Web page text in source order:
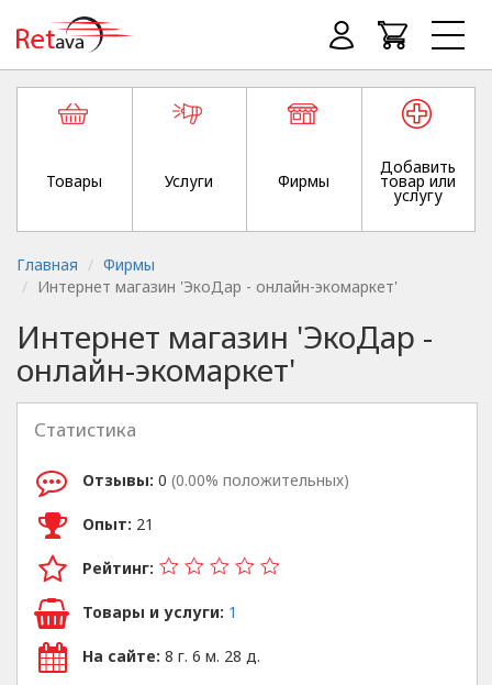
Товары Услуги Фирмы
Добавить
товар или
услугу
Главная
Фирмы
Интернет магазин 'ЭкоДар - онлайн-экомаркет'
Интернет магазин 'ЭкоДар -
онлайн-экомаркет'
Статистика
Отзывы: 0 (0.00% положительных)
Опыт: 21
Рейтинг:
Товары и услуги: 1
На сайте: 8 г. 6 м. 28 д.